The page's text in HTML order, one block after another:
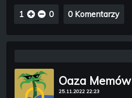
1 0 0 Komentarzy
Oaza Memów
25.11.2022 22:23